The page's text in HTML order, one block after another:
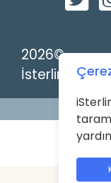
2026©
İsterlin